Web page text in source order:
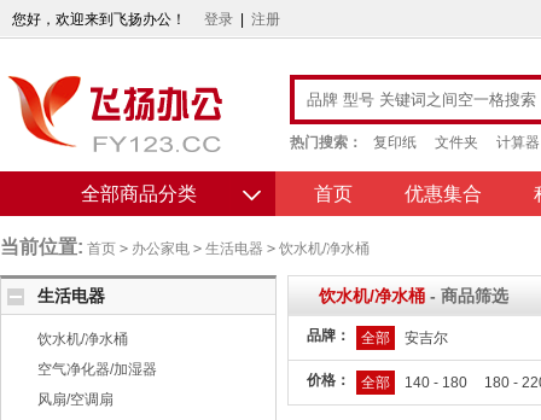
您好，欢迎来到飞扬办公！ 登录 注册
热门搜索： 复印纸 文件夹 计算器
全部商品分类 首页 优惠集合
当前位置: 首页 > 办公家电 > 生活电器 > 饮水机/净水桶
生活电器
饮水机/净水桶
空气净化器/加湿器
风扇/空调扇
饮水机/净水桶 - 商品筛选
品牌： 全部 安吉尔
价格： 全部 140 - 180 180 -